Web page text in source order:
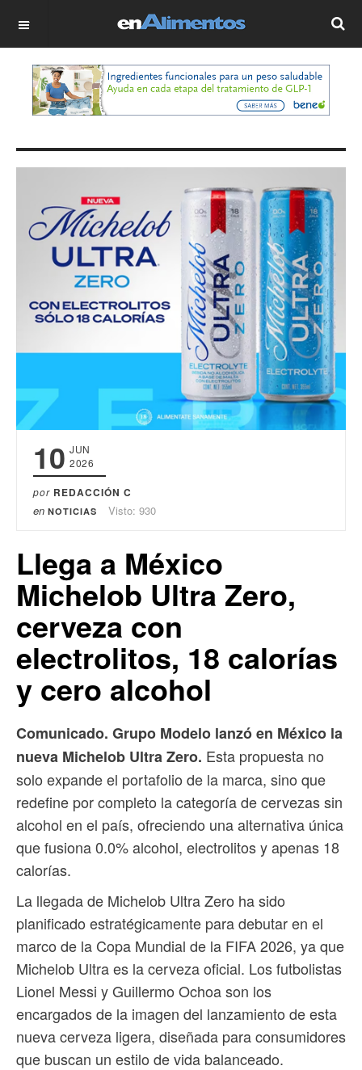
OFF CANVAS
10 JUN
2026
por REDACCIÓN C
en NOTICIAS Visto: 930
Llega a México
Michelob Ultra Zero,
cerveza con
electrolitos, 18 calorías
y cero alcohol
Comunicado. Grupo Modelo lanzó en México la
nueva Michelob Ultra Zero. Esta propuesta no
solo expande el portafolio de la marca, sino que
redefine por completo la categoría de cervezas sin
alcohol en el país, ofreciendo una alternativa única
que fusiona 0.0% alcohol, electrolitos y apenas 18
calorías.
La llegada de Michelob Ultra Zero ha sido
planificado estratégicamente para debutar en el
marco de la Copa Mundial de la FIFA 2026, ya que
Michelob Ultra es la cerveza oficial. Los futbolistas
Lionel Messi y Guillermo Ochoa son los
encargados de la imagen del lanzamiento de esta
nueva cerveza ligera, diseñada para consumidores
que buscan un estilo de vida balanceado.